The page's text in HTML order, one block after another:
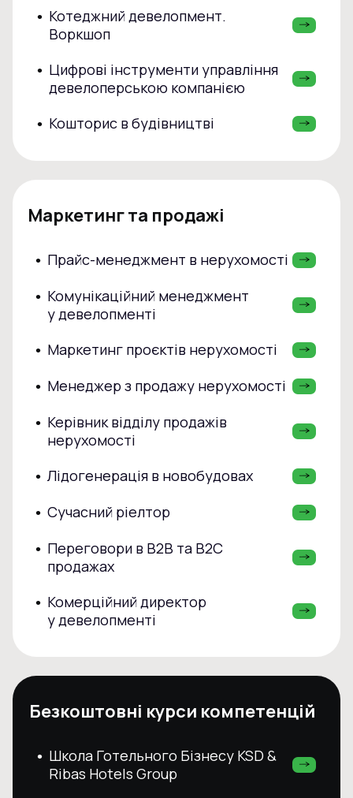
• Котеджний девелопмент.
Воркшоп
• Цифрові інструменти управління
девелоперською компанією
• Кошторис в будівництві
Маркетинг та продажі
• Прайс-менеджмент в нерухомості
• Комунікаційний менеджмент
у девелопменті
• Маркетинг проєктів нерухомості
• Менеджер з продажу нерухомості
• Керівник відділу продажів
нерухомості
• Лідогенерація в новобудовах
• Сучасний ріелтор
• Переговори в В2В та В2С
продажах
• Комерційний директор
у девелопменті
Безкоштовні курси компетенцій
• Школа Готельного Бізнесу KSD &
Ribas Hotels Group